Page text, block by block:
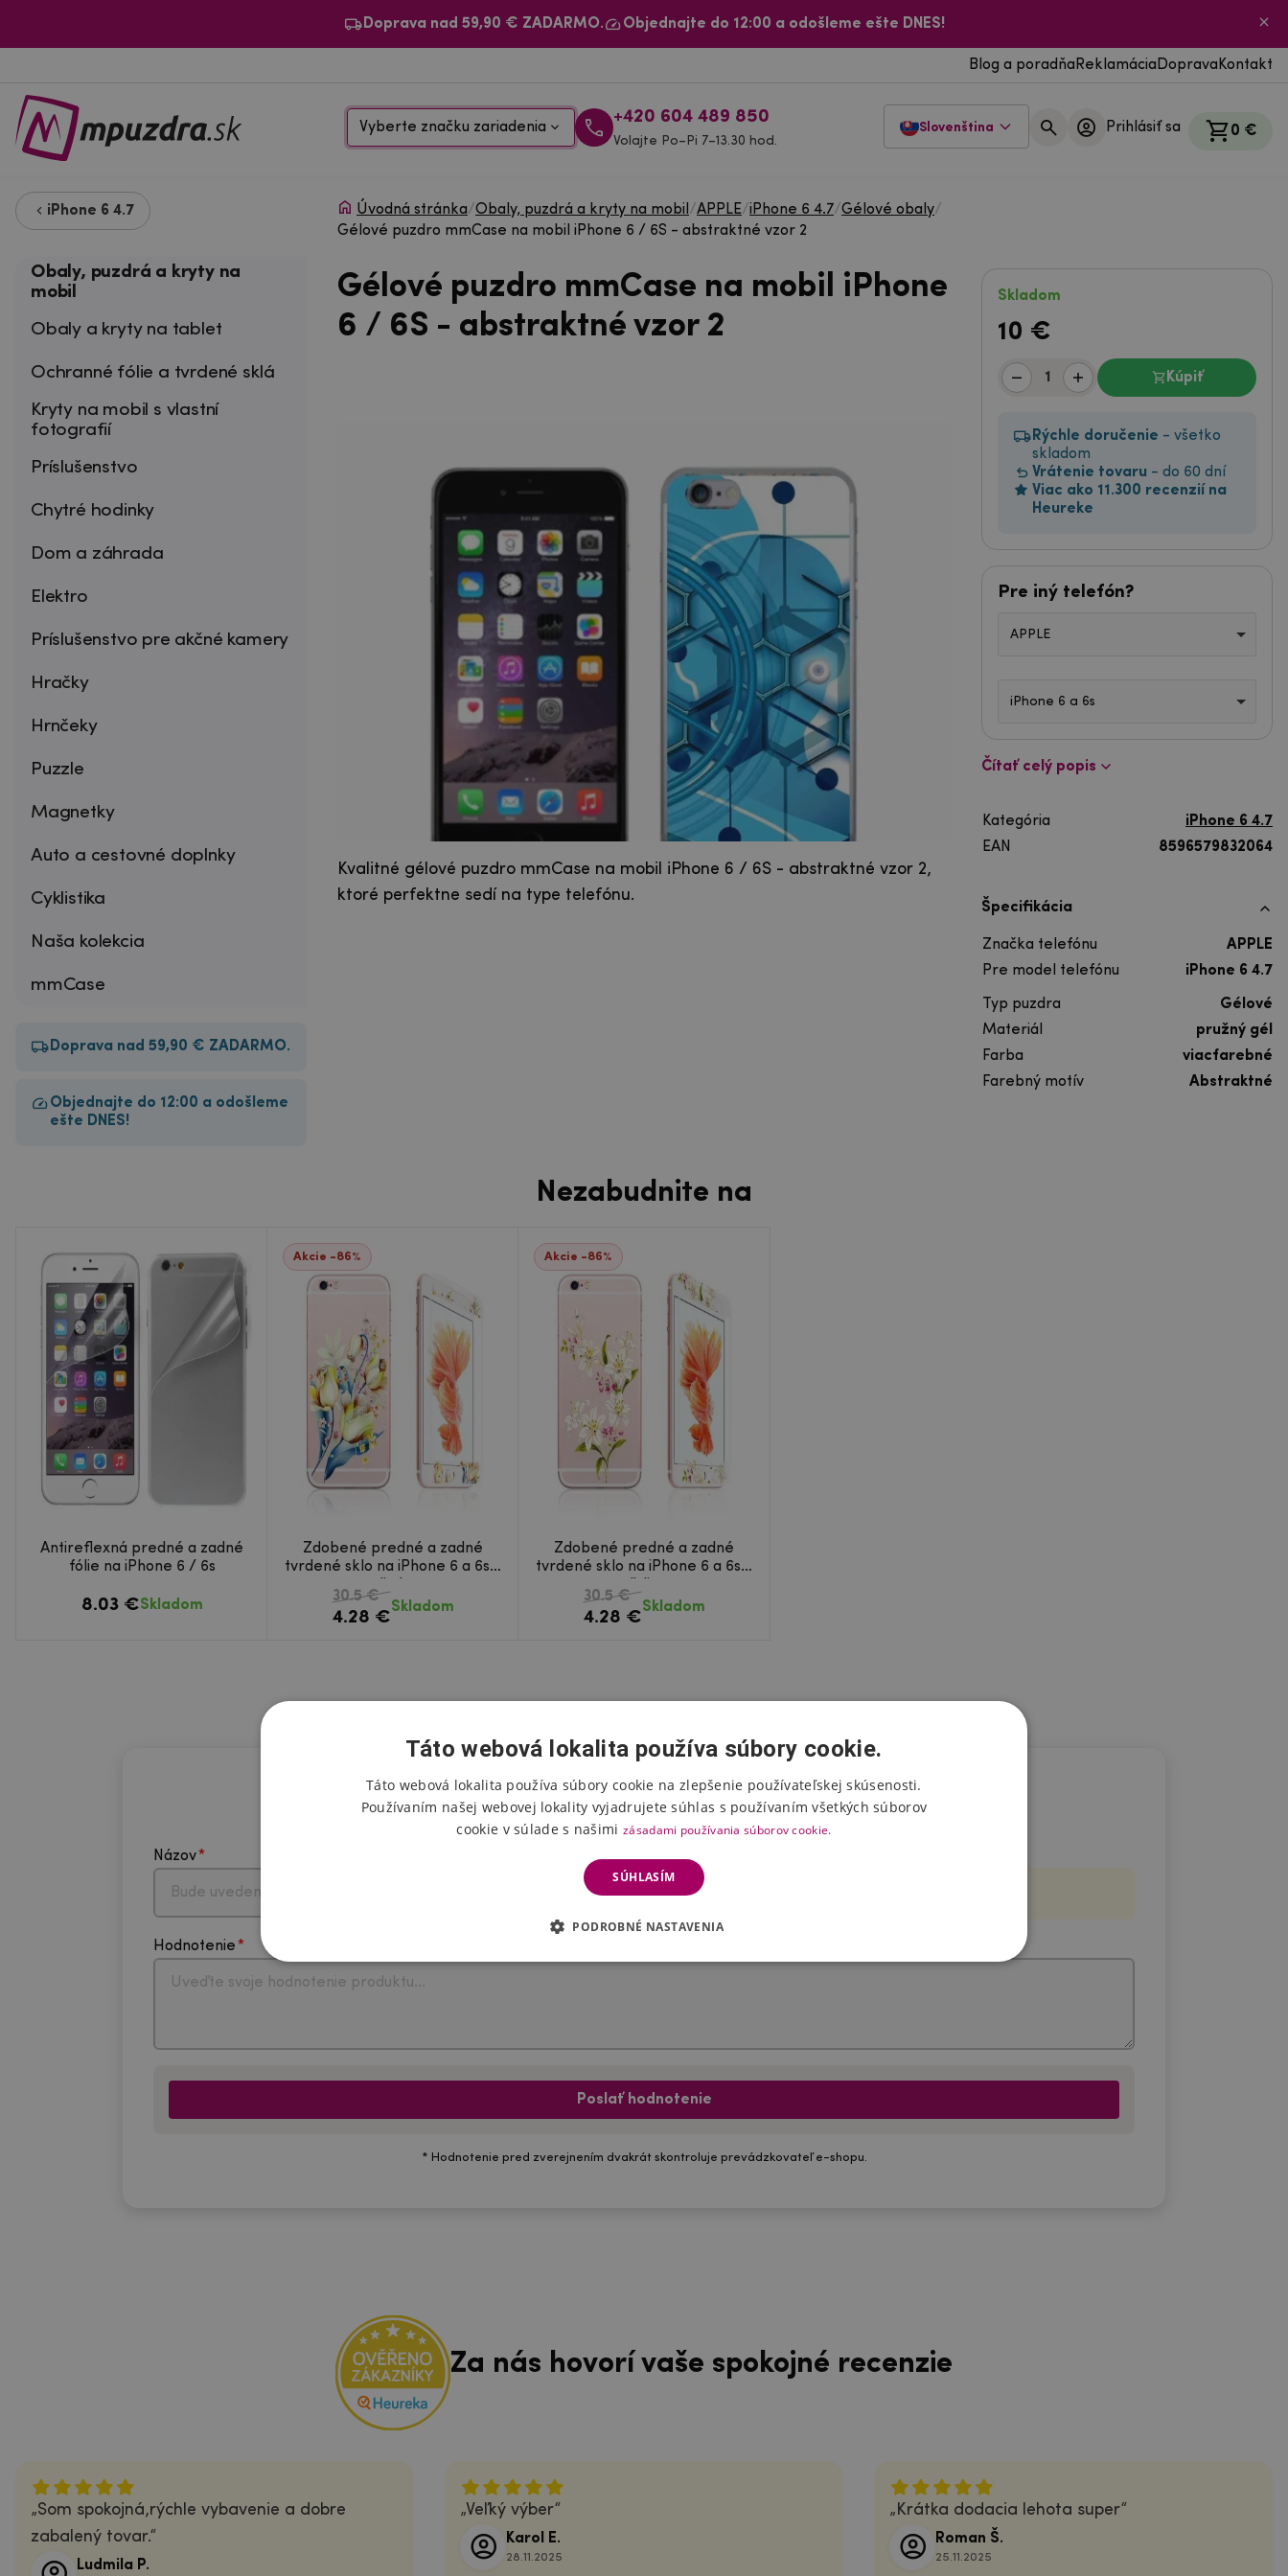
Doprava nad 59,90 € ZADARMO. Objednajte do 12:00 a odošleme ešte DNES!
Blog a poradňa Reklamácia Doprava Kontakt
Vyberte značku zariadenia
+420 604 489 850
Volajte Po–Pi 7–13.30 hod.
Slovenština Prihlásiť sa 0 €
iPhone 6 4.7
Obaly, puzdrá a kryty na
mobil
Obaly a kryty na tablet
Ochranné fólie a tvrdené sklá
Kryty na mobil s vlastní
fotografií
Príslušenstvo
Chytré hodinky
Dom a záhrada
Elektro
Príslušenstvo pre akčné kamery
Hračky
Hrnčeky
Puzzle
Magnetky
Auto a cestovné doplnky
Cyklistika
Naša kolekcia
mmCase
Doprava nad 59,90 € ZADARMO.
Objednajte do 12:00 a odošleme
ešte DNES!
Úvodná stránka/Obaly, puzdrá a kryty na mobil /APPLE/iPhone 6 4.7/Gélové obaly/
Gélové puzdro mmCase na mobil iPhone 6 / 6S - abstraktné vzor 2
Gélové puzdro mmCase na mobil iPhone
6 / 6S - abstraktné vzor 2
Kvalitné gélové puzdro mmCase na mobil iPhone 6 / 6S - abstraktné vzor 2,
ktoré perfektne sedí na type telefónu.
Skladom
10 €
Kúpiť
Rýchle doručenie - všetko
skladom
Vrátenie tovaru - do 60 dní
Viac ako 11.300 recenzií na
Heureke
Pre iný telefón?
APPLE
iPhone 6 a 6s
Čítať celý popis
Kategória
iPhone 6 4.7
EAN
8596579832064
Špecifikácia
Značka telefónu
APPLE
Pre model telefónu
iPhone 6 4.7
Typ puzdra
Gélové
Materiál
pružný gél
Farba
viacfarebné
Farebný motív
Abstraktné
Nezabudnite na
Antireflexná predné a zadné
fólie na iPhone 6 / 6s
8.03 €Skladom
Akcie -86%
Zdobené predné a zadné
tvrdené sklo na iPhone 6 a 6s -
30.5 €
4.28 €
Skladom
Akcie -86%
Zdobené predné a zadné
tvrdené sklo na iPhone 6 a 6s -
30.5 €
4.28 €
Skladom
Hodnotenie produktu
Názov Vyberte počet hviezdičiek
Hodnotenie
Poslať hodnotenie
* Hodnotenie pred zverejnením dvakrát skontroluje prevádzkovateľ e-shopu.
Za nás hovorí vaše spokojné recenzie
Som spokojná,rýchle vybavenie a dobre
zabalený tovar.
Ludmila P.
Veľký výber
Karol E.
28.11.2025
Krátka dodacia lehota super
Roman Š.
25.11.2025
Táto webová lokalita používa súbory cookie.
Táto webová lokalita používa súbory cookie na zlepšenie používateľskej skúsenosti.
Používaním našej webovej lokality vyjadrujete súhlas s používaním všetkých súborov
cookie v súlade s našimi zásadami používania súborov cookie.
SÚHLASÍM
PODROBNÉ NASTAVENIA